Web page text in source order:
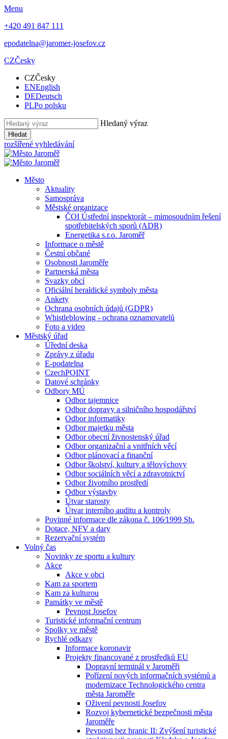
Menu
+420 491 847 111
epodatelna@jaromer-josefov.cz
CZČesky
CZČesky
ENEnglish
DEDeutsch
PLPo polsku
Hledaný výraz
Hledat
rozšířené vyhledávání
Město
Aktuality
Samospráva
Městské organizace
ČOI Ústřední inspektorát – mimosoudním řešení
spotřebitelských sporů (ADR)
Energetika s.r.o. Jaroměř
Informace o městě
Čestní občané
Osobnosti Jaroměře
Partnerská města
Svazky obcí
Oficiální heraldické symboly města
Ankety
Ochrana osobních údajů (GDPR)
Whistleblowing - ochrana oznamovatelů
Foto a video
Městský úřad
Úřední deska
Zprávy z úřadu
E-podatelna
CzechPOINT
Datové schránky
Odbory MÚ
Odbor tajemnice
Odbor dopravy a silničního hospodářství
Odbor informatiky
Odbor majetku města
Odbor obecní živnostenský úřad
Odbor organizační a vnitřních věcí
Odbor plánovací a finanční
Odbor školství, kultury a tělovýchovy
Odbor sociálních věcí a zdravotnictví
Odbor životního prostředí
Odbor výstavby
Útvar starosty
Útvar interního auditu a kontroly
Povinné informace dle zákona č. 106⁄1999 Sb.
Dotace, NFV a dary
Rezervační systém
Volný čas
Novinky ze sportu a kultury
Akce
Akce v obci
Kam za sportem
Kam za kulturou
Památky ve městě
Pevnost Josefov
Turistické informační centrum
Spolky ve městě
Rychlé odkazy
Informace koronavir
Projekty financované z prostředků EU
Dopravní terminál v Jaroměři
Pořízení nových informačních systémů a
modernizace Technologického centra
města Jaroměře
Oživení pevnosti Josefov
Rozvoj kybernetické bezpečnosti města
Jaroměře
Pevnosti bez hranic II: Zvýšení turistické